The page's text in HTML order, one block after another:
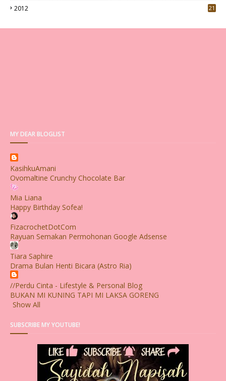
2012 21
MY DEAR BLOGLIST
KasihkuAmani
Ovomaltine Crunchy Chocolate Bar
Mia Liana
Happy Birthday Sofea!
FizacrochetDotCom
Rayuan Semakan Permohonan Google Adsense
Tiara Saphire
Drama Bulan Henti Bicara (Astro Ria)
//Perdu Cinta - Lifestyle & Personal Blog
BUKAN MI KUNING TAPI MI LAKSA GORENG
Show All
SUBSCRIBE MY YOUTUBE!